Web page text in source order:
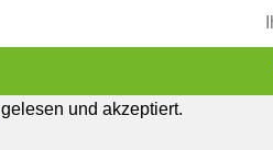
gelesen und akzeptiert.